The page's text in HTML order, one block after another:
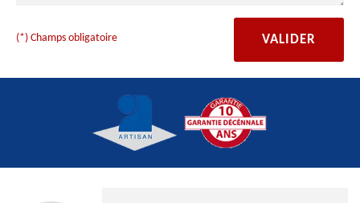
(*) Champs obligatoire